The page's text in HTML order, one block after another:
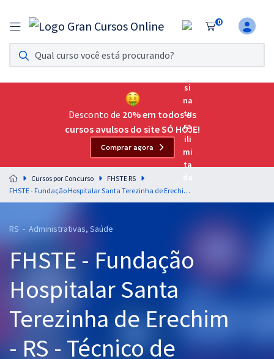
0
Assinatura Ilimitada 11
Acesso a todos os cursos. Teste grátis por 7 dias!
Assinatura OAB Até Passar
Acesso ilimitado a toda preparação para o Exame da
Residências Multiprofissionais
Preparação completa e intensiva para as principais
residências em saúde do Brasil
Cursos 20% OFF
Graduação
OAB
Desconto de 20% em todos os
cursos avulsos do site SÓ HOJE!
Comprar agora
Cursos por Concurso
FHSTE RS
FHSTE - Fundação Hospitalar Santa Terezinha de Erechim - RS - Técnico de Enfermagem
RS - Administrativas, Saúde
FHSTE - Fundação
Hospitalar Santa
Terezinha de Erechim
- RS - Técnico de